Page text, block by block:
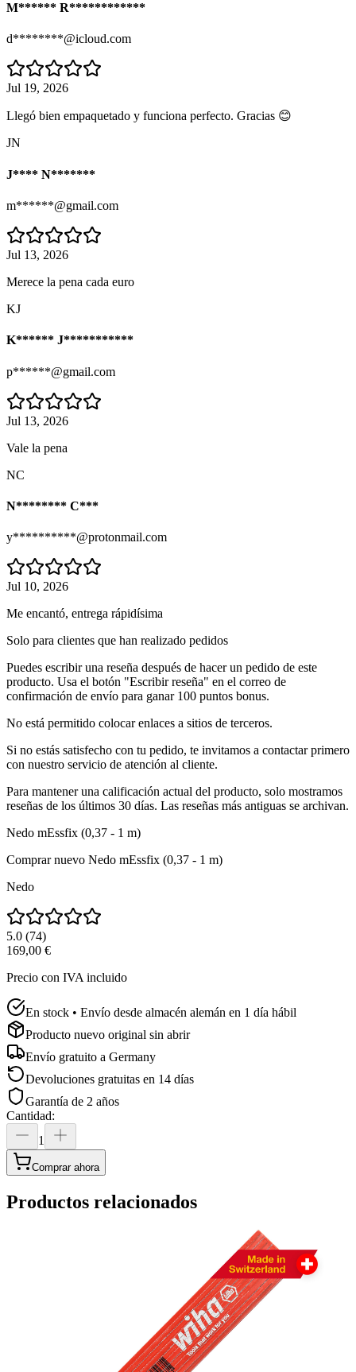
M****** R************
d********@icloud.com
Jul 19, 2026
Llegó bien empaquetado y funciona perfecto. Gracias 😊
JN
J**** N*******
m******@gmail.com
Jul 13, 2026
Merece la pena cada euro
KJ
K****** J***********
p******@gmail.com
Jul 13, 2026
Vale la pena
NC
N******** C***
y**********@protonmail.com
Jul 10, 2026
Me encantó, entrega rápidísima
Solo para clientes que han realizado pedidos
Puedes escribir una reseña después de hacer un pedido de este
producto. Usa el botón "Escribir reseña" en el correo de
confirmación de envío para ganar 100 puntos bonus.
No está permitido colocar enlaces a sitios de terceros.
Si no estás satisfecho con tu pedido, te invitamos a contactar primero
con nuestro servicio de atención al cliente.
Para mantener una calificación actual del producto, solo mostramos
reseñas de los últimos 30 días. Las reseñas más antiguas se archivan.
Nedo mEssfix (0,37 - 1 m)
Comprar nuevo Nedo mEssfix (0,37 - 1 m)
Nedo
5.0 (74)
169,00 €
Precio con IVA incluido
En stock • Envío desde almacén alemán en 1 día hábil
Producto nuevo original sin abrir
Envío gratuito a Germany
Devoluciones gratuitas en 14 días
Garantía de 2 años
Cantidad:
1
Comprar ahora
Productos relacionados